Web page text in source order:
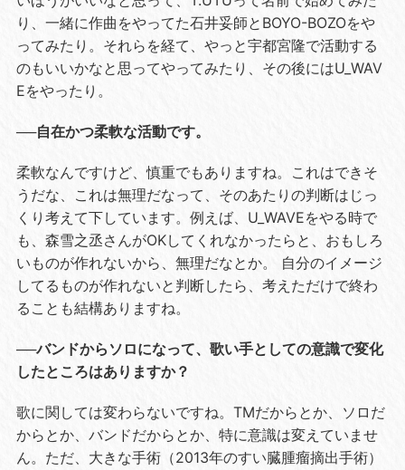
り、一緒に作曲をやってた石井妥師とBOYO-BOZOをや
ってみたり。それらを経て、やっと宇都宮隆で活動する
のもいいかなと思ってやってみたり、その後にはU_WAV
Eをやったり。
──自在かつ柔軟な活動です。
柔軟なんですけど、慎重でもありますね。これはできそ
うだな、これは無理だなって、そのあたりの判断はじっ
くり考えて下しています。例えば、U_WAVEをやる時で
も、森雪之丞さんがOKしてくれなかったらと、おもしろ
いものが作れないから、無理だなとか。 自分のイメージ
してるものが作れないと判断したら、考えただけで終わ
ることも結構ありますね。
──バンドからソロになって、歌い手としての意識で変化
したところはありますか？
歌に関しては変わらないですね。TMだからとか、ソロだ
からとか、バンドだからとか、特に意識は変えていませ
ん。ただ、大きな手術（2013年のすい臓腫瘤摘出手術）